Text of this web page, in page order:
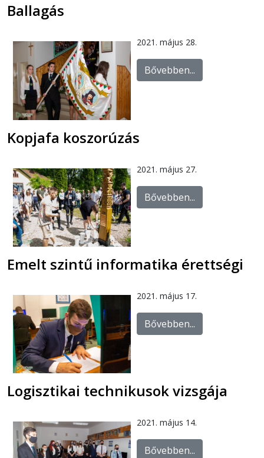
Ballagás
2021. május 28.
Bővebben...
Kopjafa koszorúzás
2021. május 27.
Bővebben...
Emelt szintű informatika érettségi
2021. május 17.
Bővebben...
Logisztikai technikusok vizsgája
2021. május 14.
Bővebben...